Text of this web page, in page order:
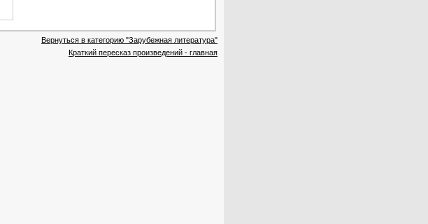
Вернуться в категорию "Зарубежная литература"
Краткий пересказ произведений - главная